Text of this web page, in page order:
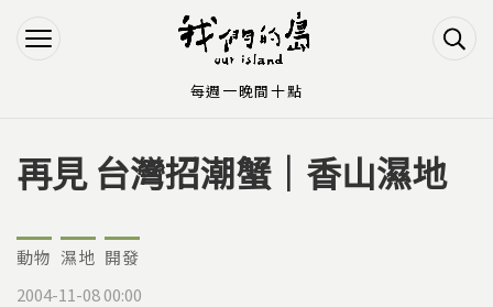
Jump to Navigation
Jump to Main content
您在這裡
再見 台灣招潮蟹｜香山濕地
動物 濕地 開發
2004-11-08 00:00
每週一晚間十點